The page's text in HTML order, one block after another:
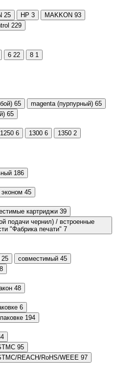
25 HP 3 MAKKON 93
229
6 22 8 1
65 magenta (пурпурный) 65
65
1250 6 1300 6 1350 2
186
эконом 45
картриджи 39
подачи чернил) / встроенные
"Фабрика печати" 7
25 совместимый 45
48
6
194
95
REACH/RoHS/WEEE 97